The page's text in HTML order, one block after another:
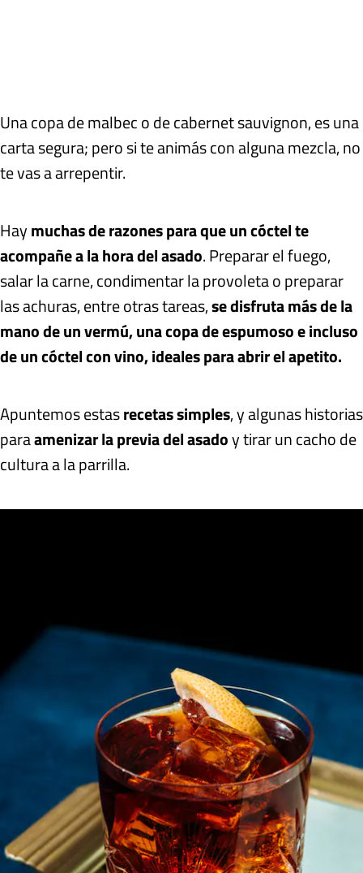
Una copa de malbec o de cabernet sauvignon, es una
carta segura; pero si te animás con alguna mezcla, no
te vas a arrepentir.
Haymuchas de razones para que un cóctel te
acompañe a la hora del asado. Preparar el fuego,
salar la carne, condimentar la provoleta o preparar
las achuras, entre otras tareas,se disfruta más de la
mano de un vermú, una copa de espumoso e incluso
de un cóctel con vino, ideales para abrir el apetito.
Apuntemos estasrecetas simples, y algunas historias
paraamenizar la previa del asadoy tirar un cacho de
cultura a la parrilla.